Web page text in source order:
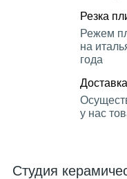
Резка
Режем
на
года
у нас
Студия